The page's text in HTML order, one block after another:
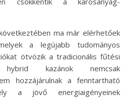
ma már elérhetőek
a legújabb tudományos
ötvözik a tradicionális fűtési
kazánok nemcsak
hozzájárulnak a fenntartható
a jövő energiaigényeinek